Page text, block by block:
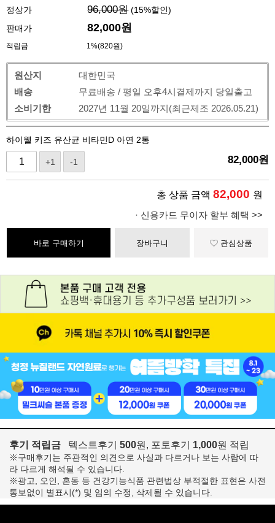
정상가 96,000원 (15%할인)
판매가
82,000원
적립금 1%(820원)
원산지
대한민국
배송
무료배송 / 평일 오후4시결제까지 당일출고
소비기한
2027년 11월 20일까지(최근제조 2026.05.21)
하이웰 키즈 유산균 비타민D 아연 2통
+1 -1 82,000원
총 상품 금액 82,000 원
· 신용카드 무이자 할부 혜택 >>
바로 구매하기 장바구니 관심상품
후기 적립금 텍스트후기 500원, 포토후기 1,000원 적립
※구매후기는 주관적인 의견으로 사실과 다르거나 보는 사람에 따
라 다르게 해석될 수 있습니다.
※광고, 오인, 혼동 등 건강기능식품 관련법상 부적절한 표현은 사전
통보없이 별표시(*) 및 임의 수정, 삭제될 수 있습니다.